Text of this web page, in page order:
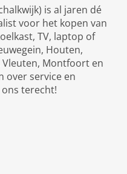
is al jaren dé
voor het kopen van
TV, laptop of
Houten,
Vleuten, Montfoort en
over service en
terecht!